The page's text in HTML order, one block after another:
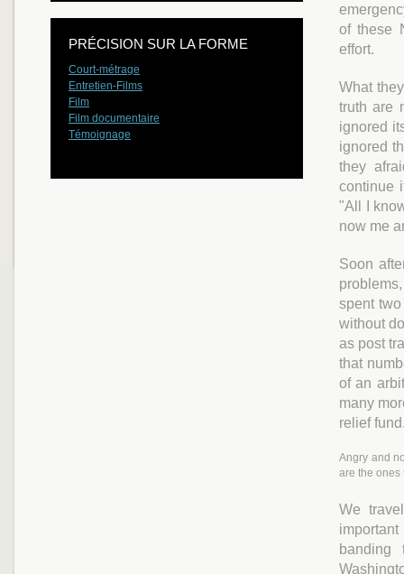
of these
effort.
What
truth are
ignored
ignored
they
continue
"All I
now me
Soon
spent
without
as post
that
of an
many
relief
Angry and
are the ones
We
banding
PRÉCISION SUR LA FORME
Court-métrage
Entretien-Films
Film
Film documentaire
Témoignage